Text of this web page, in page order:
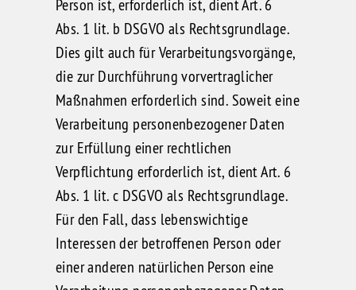
Person ist, erforderlich ist, dient Art. 6
Abs. 1 lit. b DSGVO als Rechtsgrundlage.
Dies gilt auch für Verarbeitungsvorgänge,
die zur Durchführung vorvertraglicher
Maßnahmen erforderlich sind. Soweit eine
Verarbeitung personenbezogener Daten
zur Erfüllung einer rechtlichen
Verpflichtung erforderlich ist, dient Art. 6
Abs. 1 lit. c DSGVO als Rechtsgrundlage.
Für den Fall, dass lebenswichtige
Interessen der betroffenen Person oder
einer anderen natürlichen Person eine